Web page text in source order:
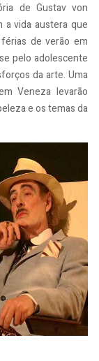
de Gustav von
a vida austera que
de verão em
pelo adolescente
da arte. Uma
Veneza levarão
e os temas da